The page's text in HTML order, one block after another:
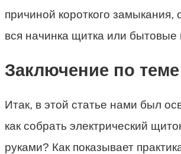
причиной короткого замыкания,
вся начинка щитка или бытовые
Заключение по теме
Итак, в этой статье нами был
как собрать электрический
руками? Как показывает